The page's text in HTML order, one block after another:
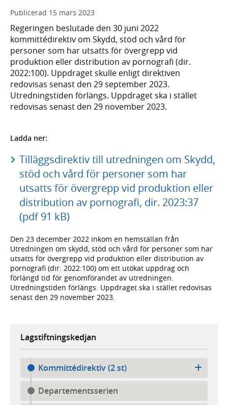
Publicerad 15 mars 2023
Regeringen beslutade den 30 juni 2022
kommittédirektiv om Skydd, stöd och vård för
personer som har utsatts för övergrepp vid
produktion eller distribution av pornografi (dir.
2022:100). Uppdraget skulle enligt direktiven
redovisas senast den 29 september 2023.
Utredningstiden förlängs. Uppdraget ska i stället
redovisas senast den 29 november 2023.
Ladda ner:
Tilläggsdirektiv till utredningen om Skydd,
stöd och vård för personer som har
utsatts för övergrepp vid produktion eller
distribution av pornografi, dir. 2023:37
(pdf 91 kB)
Den 23 december 2022 inkom en hemställan från
Utredningen om skydd, stöd och vård för personer som har
utsatts för övergrepp vid produktion eller distribution av
pornografi (dir. 2022:100) om ett utökat uppdrag och
förlängd tid för genomförandet av utredningen.
Utredningstiden förlängs. Uppdraget ska i stället redovisas
senast den 29 november 2023.
Lagstiftningskedjan
Kommittédirektiv (2 st)
Departementsserien